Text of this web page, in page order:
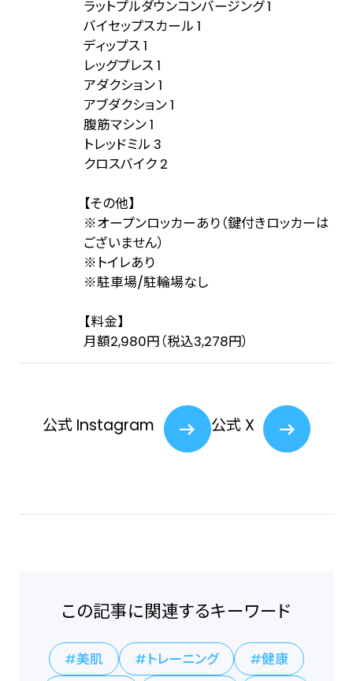
ラットプルダウンコンバージング 1
バイセップスカール 1
ディップス 1
レッグプレス 1
アダクション 1
アブダクション 1
腹筋マシン 1
トレッドミル 3
クロスバイク 2
【その他】
※オープンロッカーあり（鍵付きロッカーは
ございません）
※トイレあり
※駐車場/駐輪場なし
【料金】
月額2,980円（税込3,278円）
公式 Instagram 公式 X
この記事に関連するキーワード
美肌 トレーニング
健康